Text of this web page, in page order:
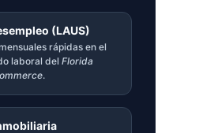
(LAUS)
rápidas en el
laboral del Florida
.